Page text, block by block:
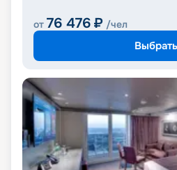
от 76 476 ₽ /чел
Выбрать